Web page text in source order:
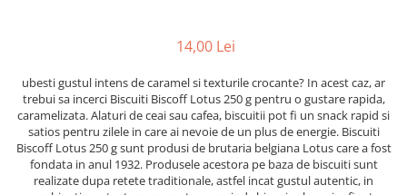
14,00 Lei
ubesti gustul intens de caramel si texturile crocante? In acest caz, ar
trebui sa incerci Biscuiti Biscoff Lotus 250 g pentru o gustare rapida,
caramelizata. Alaturi de ceai sau cafea, biscuitii pot fi un snack rapid si
satios pentru zilele in care ai nevoie de un plus de energie. Biscuiti
Biscoff Lotus 250 g sunt produsi de brutaria belgiana Lotus care a fost
fondata in anul 1932. Produsele acestora pe baza de biscuiti sunt
realizate dupa retete traditionale, astfel incat gustul autentic, in